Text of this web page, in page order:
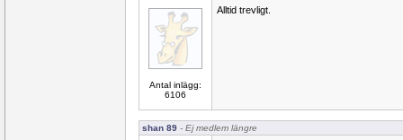
Antal inlägg:
6106
Alltid trevligt.
shan 89 - Ej medlem längre